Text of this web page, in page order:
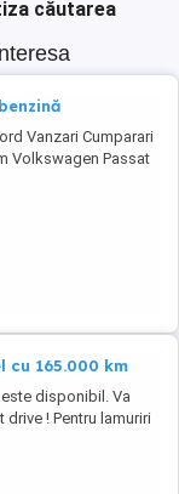
căutarea
Vanzari Cumparari
Volkswagen Passat
acte și taxe la zi.
Se recomandă și se
Cea mai bună
cu 165.000 km
disponibil. Va
! Pentru lamuriri
masinii ne
Acord Vanzari
: #Posibilitate